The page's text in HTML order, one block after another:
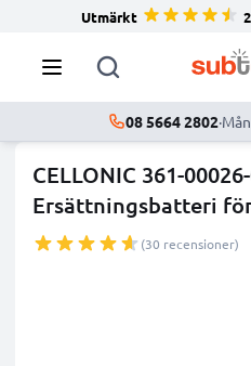
Utmärkt
08 5664 2802·
CELLONIC 361-
Ersättningsbatteri
...mer (30 recensioner)